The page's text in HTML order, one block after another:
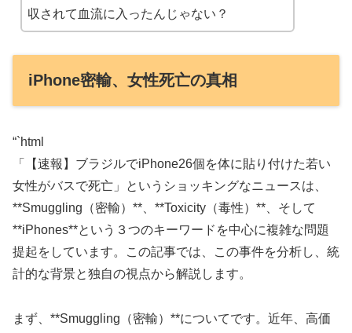
収されて血流に入ったんじゃない？
iPhone密輸、女性死亡の真相
“`html
「【速報】ブラジルでiPhone26個を体に貼り付けた若い
女性がバスで死亡」というショッキングなニュースは、
**Smuggling（密輸）**、**Toxicity（毒性）**、そして
**iPhones**という３つのキーワードを中心に複雑な問題
提起をしています。この記事では、この事件を分析し、統
計的な背景と独自の視点から解説します。
まず、**Smuggling（密輸）**についてです。近年、高価